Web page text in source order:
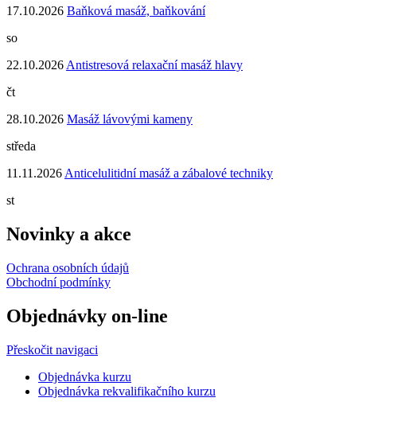
17.10.2026 Baňková masáž, baňkování
so
22.10.2026 Antistresová relaxační masáž hlavy
čt
28.10.2026 Masáž lávovými kameny
středa
11.11.2026 Anticelulitidní masáž a zábalové techniky
st
Novinky a akce
Ochrana osobních údajů
Obchodní podmínky
Objednávky on-line
Přeskočit navigaci
Objednávka kurzu
Objednávka rekvalifikačního kurzu